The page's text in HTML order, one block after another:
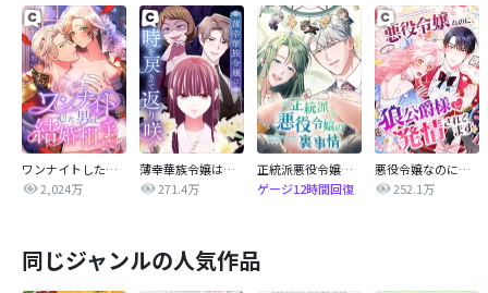
ワンナイトした男は結婚相手でした
2,024万
薄幸華族令嬢は時を戻りて返り咲く
271.4万
正統派悪役令嬢の裏事情
ゲージ12時間回復
悪役令嬢なのに、狼公爵様に発情されてます
252.1万
同じジャンルの人気作品